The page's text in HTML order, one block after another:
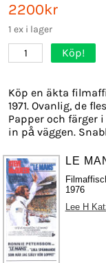
2200kr
1 ex i lager
1 Köp!
Köp en äkta
1971. Ovanlig, de
Papper och färger
in på väggen.
LE
1976
Lee H